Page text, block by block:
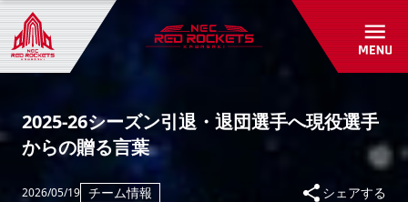
初めて観戦ガイド
アカデミー・スクール紹介/入会受付
パートナーシップ
パートナー一覧
共創自動販売機
グッズショップ
RED ROCKETS GEAR STORE
よくあるご質問
お問い合わせ
2025-26シーズン引退・退団選手へ現役選手
からの贈る言葉
2026/05/19 チーム情報 シェアする